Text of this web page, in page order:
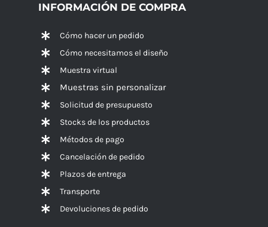
INFORMACIÓN DE COMPRA
Cómo hacer un pedido
Cómo necesitamos el diseño
Muestra virtual
Muestras sin personalizar
Solicitud de presupuesto
Stocks de los productos
Métodos de pago
Cancelación de pedido
Plazos de entrega
Transporte
Devoluciones de pedido